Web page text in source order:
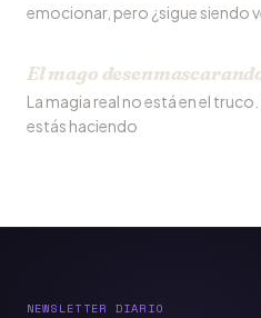
emocionar, pero ¿sigue siendo
El mago
La magia real no está en el
estás haciendo
NEWSLETTER DIARIO